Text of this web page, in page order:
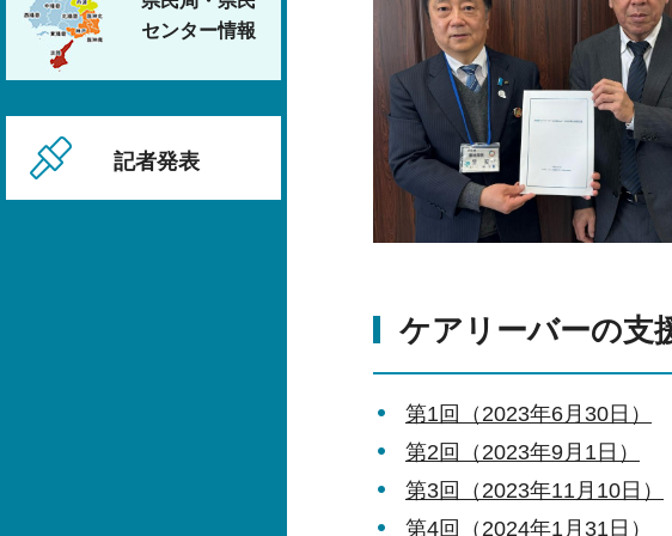
センター情報
記者発表
ケアリーバーの支
第1回（2023年6月30日）
第2回（2023年9月1日）
第3回（2023年11月10日）
第4回（2024年1月31日）